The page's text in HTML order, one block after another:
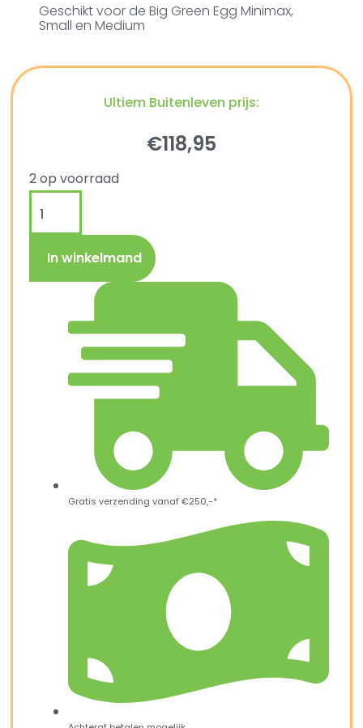
Geschikt voor de Big Green Egg Minimax,
Small en Medium
Ultiem Buitenleven prijs:
€118,95
2 op voorraad
In winkelmand
Gratis verzending vanaf €250,-*